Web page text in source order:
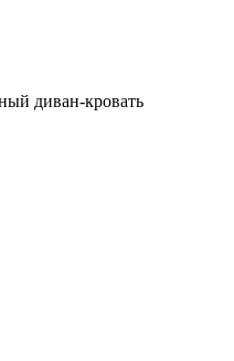
диван-кровать